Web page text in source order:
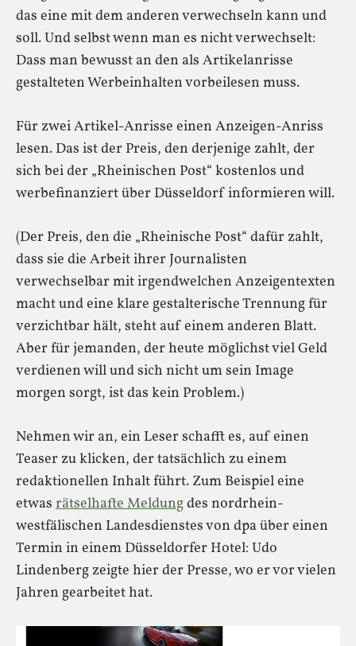
das eine mit dem anderen verwechseln kann und
soll. Und selbst wenn man es nicht verwechselt:
Dass man bewusst an den als Artikelanrisse
gestalteten Werbeinhalten vorbeilesen muss.
Für zwei Artikel-Anrisse einen Anzeigen-Anriss
lesen. Das ist der Preis, den derjenige zahlt, der
sich bei der „Rheinischen Post“ kostenlos und
werbefinanziert über Düsseldorf informieren will.
(Der Preis, den die „Rheinische Post“ dafür zahlt,
dass sie die Arbeit ihrer Journalisten
verwechselbar mit irgendwelchen Anzeigentexten
macht und eine klare gestalterische Trennung für
verzichtbar hält, steht auf einem anderen Blatt.
Aber für jemanden, der heute möglichst viel Geld
verdienen will und sich nicht um sein Image
morgen sorgt, ist das kein Problem.)
Nehmen wir an, ein Leser schafft es, auf einen
Teaser zu klicken, der tatsächlich zu einem
redaktionellen Inhalt führt. Zum Beispiel eine
etwas rätselhafte Meldungdes nordrhein-
westfälischen Landesdienstes von dpa über einen
Termin in einem Düsseldorfer Hotel: Udo
Lindenberg zeigte hier der Presse, wo er vor vielen
Jahren gearbeitet hat.